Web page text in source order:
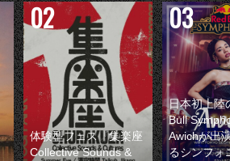
体験型フェス『集楽座
Collective Sounds &
日本初上陸
Bull
Awichが出
るシンフォ